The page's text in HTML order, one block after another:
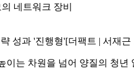
네트워크 장비
성과 '진행형'[더팩트 | 서재
는 차원을 넘어 양질의 청